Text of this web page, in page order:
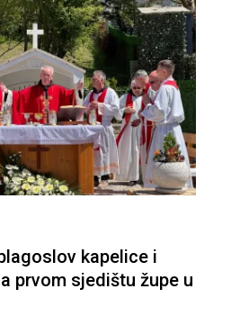
kapelice i
prvom sjedištu župe u